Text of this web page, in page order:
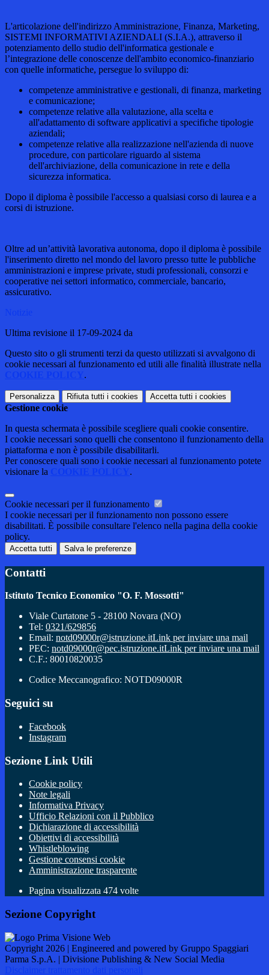
L'articolazione dell'indirizzo Amministrazione, Finanza, Marketing,
SISTEMI INFORMATIVI AZIENDALI (S.I.A.), attraverso il
potenziamento dello studio dell'informatica gestionale e
l’integrazione delle conoscenze dell'ambito economico-finanziario
con quelle informatiche, persegue lo sviluppo di:
competenze amministrative e gestionali, di finanza, marketing
e comunicazione;
competenze relative alla valutazione, alla scelta e
all'adattamento di software applicativi a specifiche tipologie
aziendali;
competenze relative alla realizzazione nell'azienda di nuove
procedure, con particolare riguardo al sistema
dell'archiviazione, della comunicazione in rete e della
sicurezza informatica.
Dopo il diploma è possibile l'accesso a qualsiasi corso di laurea e a
corsi di istruzione.
Oltre ad un’attività lavorativa autonoma, dopo il diploma è possibile
l'inserimento diretto nel mondo del lavoro presso tutte le pubbliche
amministrazioni e imprese private, studi professionali, consorzi e
cooperative nei settori informatico, commerciale, bancario,
assicurativo.
Notizie
Ultima revisione il 17-09-2024 da
Questo sito o gli strumenti terzi da questo utilizzati si avvalgono di
cookie necessari al funzionamento ed utili alle finalità illustrate nella
COOKIE POLICY .
Personalizza Rifiuta tutti i cookies Accetta tutti i cookies
Gestione cookie
In questa schermata è possibile scegliere quali cookie consentire.
I cookie necessari sono quelli che consentono il funzionamento della
piattaforma e non è possibile disabilitarli.
Per conoscere quali sono i cookie necessari al funzionamento potete
visionare la
COOKIE POLICY .
Cookie necessari per il funzionamento
I cookie necessari per il funzionamento non possono essere
disabilitati. È possibile consultare l'elenco nella pagina della cookie
policy.
Accetta tutti Salva le preferenze
Contatti
Istituto Tecnico Economico "O. F. Mossotti"
Viale Curtatone 5 - 28100 Novara (NO)
Tel: 0321/629856
Email: notd09000r@istruzione.itLink per inviare una mail
PEC: notd09000r@pec.istruzione.itLink per inviare una mail
C.F.: 80010820035
Codice Meccanografico: NOTD09000R
Seguici su
Facebook
Instagram
Sezione Link Utili
Cookie policy
Note legali
Informativa Privacy
Ufficio Relazioni con il Pubblico
Dichiarazione di accessibilità
Obiettivi di accessibilità
Whistleblowing
Gestione consensi cookie
Amministrazione trasparente
Pagina visualizzata 474 volte
Sezione Copyright
Copyright 2026 | Engineered and powered by Gruppo Spaggiari
Parma S.p.A. | Divisione Publishing & New Social Media
Disclaimer trattamento dati personali